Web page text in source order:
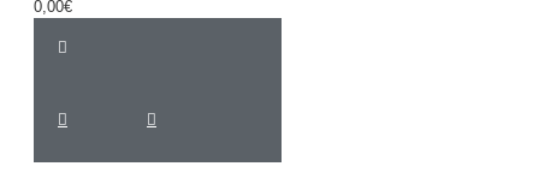
0,00€